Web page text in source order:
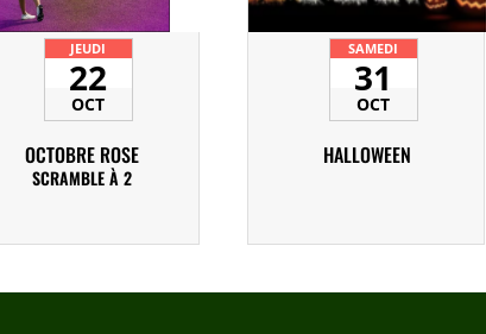
JEUDI
22
OCT
OCTOBRE ROSE
SCRAMBLE À 2
SAMEDI
31
OCT
HALLOWEEN